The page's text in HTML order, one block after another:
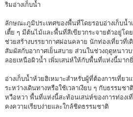
ริมอ่างเก็บน้ำ
ลักษณะภูมิประเทศของพื้นที่โดยรอบอ่างเก็บน้ำ
เตี้ย ๆ มีต้นไม้และพื้นที่สีเขียวกระจายตัวอยู่โด
ช่วยสร้างบรรยากาศผ่อนคลาย นักท่องเที่ยวที่เ
สัมผัสกับอากาศเย็นสบาย ส่วนในช่วงฤดูหนาว
ลอยเหนือผิวน้ำ เพิ่มเสน่ห์ให้กับพื้นที่แห่งนี้มาก
อ่างเก็บน้ำห้วยฮิเหมาะสำหรับผู้ที่ต้องการเที่ยว
ระหว่างเดินทางหรือใช้เวลาเงียบ ๆ กับธรรมช
หวือหวา พื้นที่แห่งนี้สะท้อนเสน่ห์ของการท่อง
คงความเรียบง่ายและใกล้ชิดธรรมชาติ